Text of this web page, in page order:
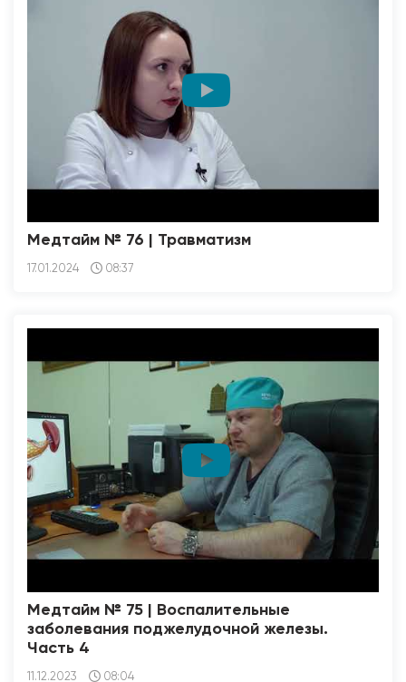
Медтайм № 76 | Травматизм
17.01.2024 08:37
Медтайм № 75 | Воспалительные
заболевания поджелудочной железы.
Часть 4
11.12.2023 08:04